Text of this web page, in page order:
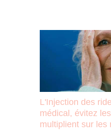
L'Injection des
médical, évitez
multiplient sur les